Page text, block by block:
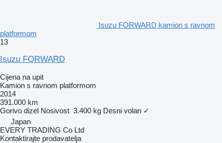
Isuzu FORWARD kamion s ravnom
platformom
13
Isuzu FORWARD
Cijena na upit
Kamion s ravnom platformom
2014
391.000 km
Gorivo dizel Nosivost 3.400 kg Desni volan ✓
Japan
EVERY TRADING Co Ltd
Kontaktirajte prodavatelja